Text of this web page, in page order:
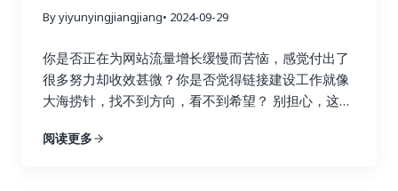
By yiyunyingjiangjiang• 2024-09-29
你是否正在为网站流量增长缓慢而苦恼，感觉付出了
很多努力却收效甚微？你是否觉得链接建设工作就像
大海捞针，找不到方向，看不到希望？ 别担心，这篇
七天内让你的链接建设效果翻倍，实现网站流量的显
阅读更多